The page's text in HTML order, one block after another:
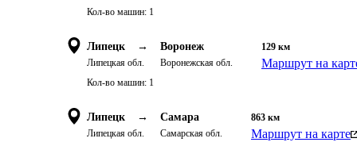
Кол-во машин: 1
Липецк →
Липецкая обл.
Воронеж
Воронежская обл.
129 км
Маршрут на
Кол-во машин: 1
Липецк →
Липецкая обл.
Самара
Самарская обл.
863 км
Маршрут на карте